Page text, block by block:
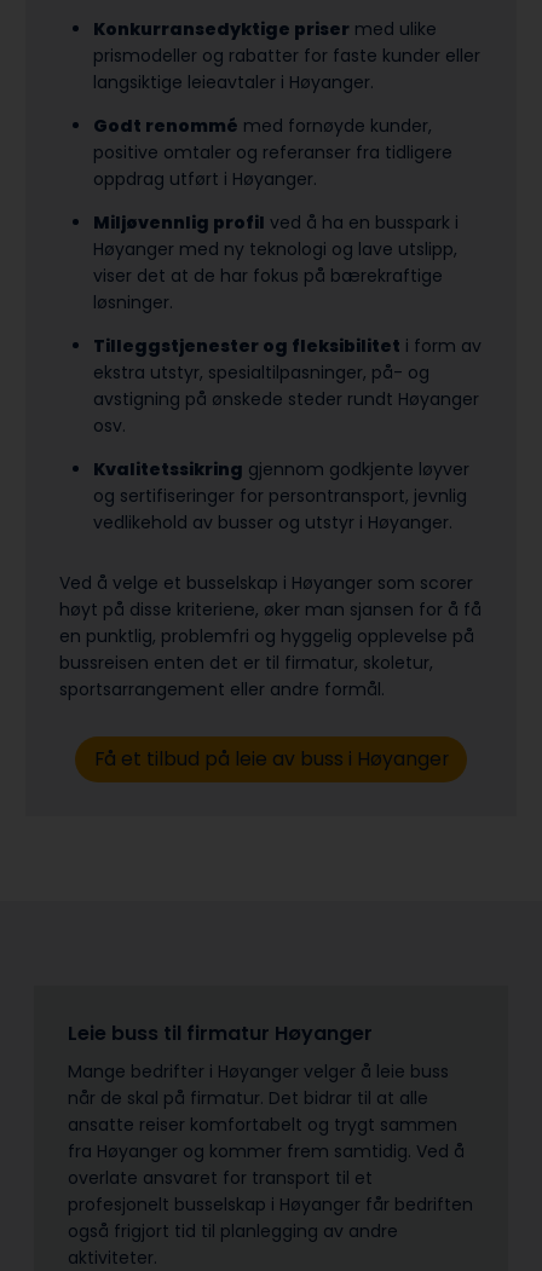
Konkurransedyktige priser med ulike
prismodeller og rabatter for faste kunder eller
langsiktige leieavtaler i Høyanger.
Godt renommé med fornøyde kunder,
positive omtaler og referanser fra tidligere
oppdrag utført i Høyanger.
Miljøvennlig profil ved å ha en busspark i
Høyanger med ny teknologi og lave utslipp,
viser det at de har fokus på bærekraftige
løsninger.
Tilleggstjenester og fleksibilitet i form av
ekstra utstyr, spesialtilpasninger, på- og
avstigning på ønskede steder rundt Høyanger
osv.
Kvalitetssikring gjennom godkjente løyver
og sertifiseringer for persontransport, jevnlig
vedlikehold av busser og utstyr i Høyanger.
Ved å velge et busselskap i Høyanger som scorer
høyt på disse kriteriene, øker man sjansen for å få
en punktlig, problemfri og hyggelig opplevelse på
bussreisen enten det er til firmatur, skoletur,
sports­arrangement eller andre formål.
Få et tilbud på leie av buss i Høyanger
Leie buss til firmatur Høyanger
Mange bedrifter i Høyanger velger å leie buss
når de skal på firmatur. Det bidrar til at alle
ansatte reiser komfortabelt og trygt sammen
fra Høyanger og kommer frem samtidig. Ved å
overlate ansvaret for transport til et
profesjonelt busselskap i Høyanger får bedriften
også frigjort tid til planlegging av andre
aktiviteter.